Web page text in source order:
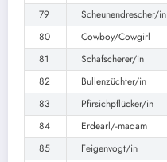
79
Scheunendrescher/in
80
Cowboy/Cowgirl
81
Schafscherer/in
82
Bullenzüchter/in
83
Pfirsichpflücker/in
84
Erdearl/-madam
85
Feigenvogt/in